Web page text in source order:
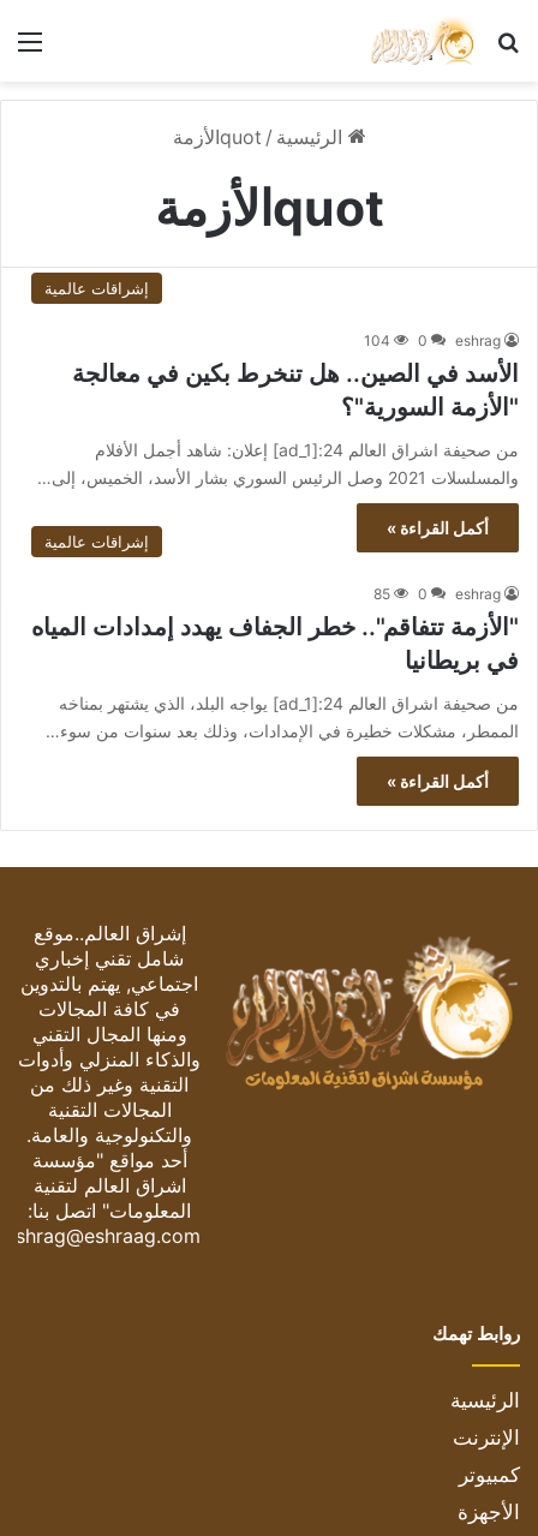
بحث عن
الرئيسية / quotالأزمة
quotالأزمة
إشراقات عالمية
eshrag
0
104
الأسد في الصين.. هل تنخرط بكين في معالجة
"الأزمة السورية"؟
من صحيفة اشراق العالم 24:[ad_1] إعلان: شاهد أجمل الأفلام
والمسلسلات 2021 وصل الرئيس السوري بشار الأسد، الخميس، إلى…
أكمل القراءة »
إشراقات عالمية
eshrag
0
85
"الأزمة تتفاقم".. خطر الجفاف يهدد إمدادات المياه
في بريطانيا
من صحيفة اشراق العالم 24:[ad_1] يواجه البلد، الذي يشتهر بمناخه
الممطر، مشكلات خطيرة في الإمدادات، وذلك بعد سنوات من سوء…
أكمل القراءة »
إشراق العالم..موقع
شامل تقني إخباري
اجتماعي, يهتم بالتدوين
في كافة المجالات
ومنها المجال التقني
والذكاء المنزلي وأدوات
التقنية وغير ذلك من
المجالات التقنية
والتكنولوجية والعامة.
أحد مواقع "مؤسسة
اشراق العالم لتقنية
المعلومات" اتصل بنا:
eshrag@eshraag.com
روابط تهمك
الرئيسية
الإنترنت
كمبيوتر
الأجهزة